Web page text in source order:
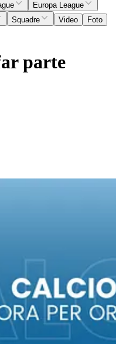
Europa League
Squadre Video
Foto
parte